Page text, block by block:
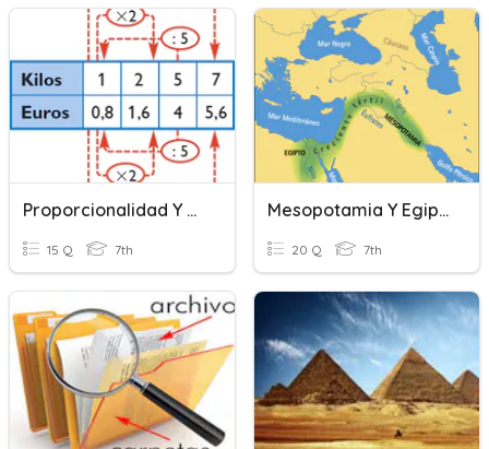
Proporcionalidad Y Porcentajes
15 Q 7th
Mesopotamia Y Egipto
20 Q 7th